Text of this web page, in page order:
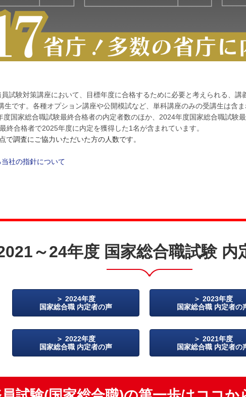
試験対策講座において、目標年度に合格するために必要と考えられる、講
生です。各種オプション講座や公開模試など、単科講座のみの受講生は含ま
国家総合職試験最終合格者の内定者数のほか、2024年度国家総合職試験
終合格者で2025年度に内定を獲得した1名が含まれています。
調査にご協力いただいた方の人数です。
社の指針について
～24年度 国家総合職試験 内
2024年度
国家総合職 内定者の声
2023年度
国家総合職 内定者の
2022年度
国家総合職 内定者の声
2021年度
国家総合職 内定者の